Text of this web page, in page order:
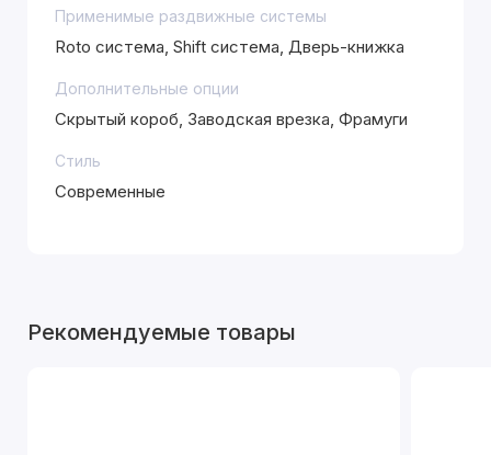
Применимые раздвижные системы
Roto система, Shift система, Дверь-книжка
Дополнительные опции
Скрытый короб, Заводская врезка, Фрамуги
Стиль
Современные
Рекомендуемые товары